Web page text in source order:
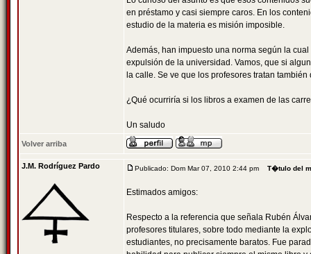
en préstamo y casi siempre caros. En los
estudio de la materia es misión imposible.
Además, han impuesto una norma según la
expulsión de la universidad. Vamos, que si
la calle. Se ve que los profesores tratan
¿Qué ocurriría si los libros a examen de las
Un saludo
Volver arriba
J.M. Rodríguez Pardo Publicado: Dom Mar 07, 2010 2:44 pm T�tulo del
Estimados amigos:
Respecto a la referencia que señala Rubén
profesores titulares, sobre todo mediante la
estudiantes, no precisamente baratos. Fue